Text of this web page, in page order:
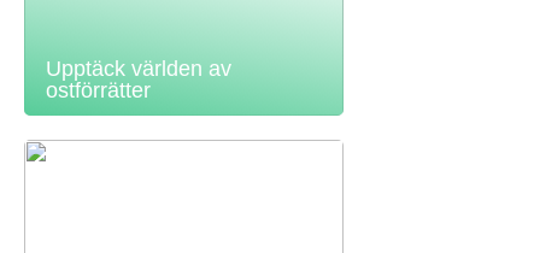
Upptäck världen av
ostförrätter